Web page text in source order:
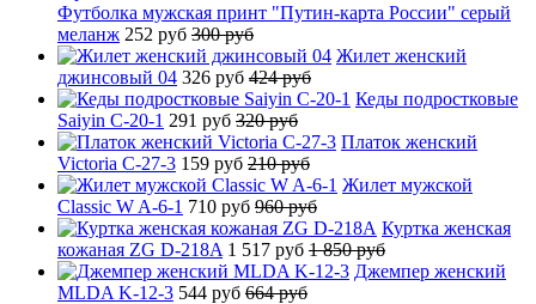
Футболка мужская принт "Путин-карта России" серый
меланж 252 руб 300 руб
Жилет женский
джинсовый 04 326 руб 424 руб
Кеды подростковые
Saiyin C-20-1 291 руб 320 руб
Платок женский
Victoria C-27-3 159 руб 210 руб
Жилет мужской
Classic W A-6-1 710 руб 960 руб
Куртка женская
кожаная ZG D-218A 1 517 руб 1 850 руб
Джемпер женский
MLDA K-12-3 544 руб 664 руб